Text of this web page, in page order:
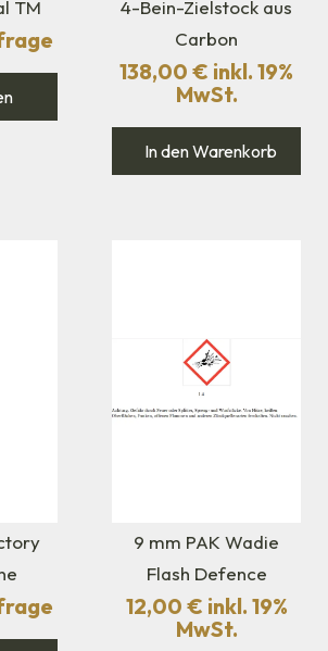
TM
4-Bein-Zielstock aus
Carbon
138,00 € inkl. 19%
MwSt.
In den Warenkorb
9 mm PAK Wadie
Flash Defence
12,00 € inkl. 19%
MwSt.